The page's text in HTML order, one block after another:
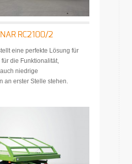
RC2100/2
eine perfekte Lösung für
die Funktionalität,
niedrige
an erster Stelle stehen.